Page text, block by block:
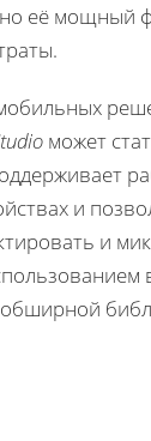
её мощный
может
и
и